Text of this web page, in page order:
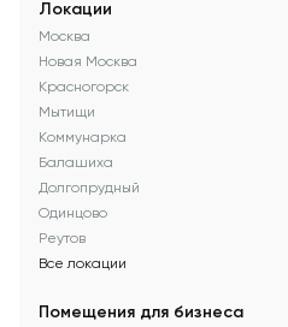
Локации
Москва
Новая Москва
Красногорск
Мытищи
Коммунарка
Балашиха
Долгопрудный
Одинцово
Реутов
Все локации
Помещения для бизнеса